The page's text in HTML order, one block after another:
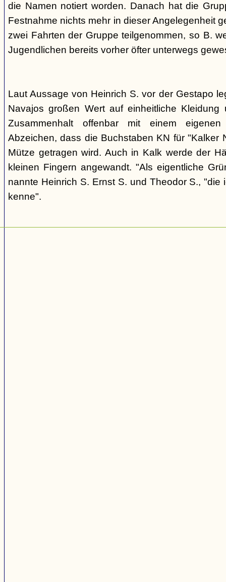
die Namen notiert worden. Danach hat die
Festnahme nichts mehr in dieser Angelegenheit
zwei Fahrten der Gruppe teilgenommen, so B.
Jugendlichen bereits vorher öfter unterwegs
Laut Aussage von Heinrich S. vor der Gestapo
Navajos großen Wert auf einheitliche Kleidung
Zusammenhalt offenbar mit einem
Abzeichen, dass die Buchstaben KN für "Kalker
Mütze getragen wird. Auch in Kalk werde der
kleinen Fingern angewandt. "Als eigentliche
nannte Heinrich S. Ernst S. und Theodor S., "die
kenne".